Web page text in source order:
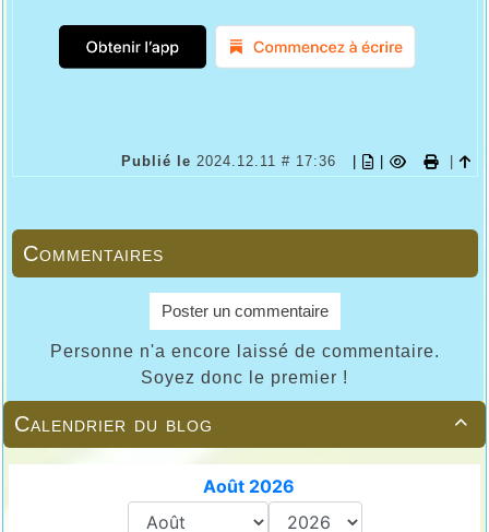

Calendrier du blog
Publié le 2024.12.11 # 17:36
Commentaires
Poster un commentaire
Personne n'a encore laissé de commentaire.
Soyez donc le premier !